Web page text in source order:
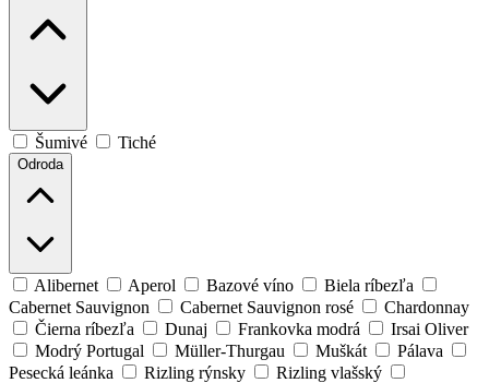
Šumivé Tiché
Odroda
Alibernet Aperol Bazové víno
Biela ríbezľa
Cabernet Sauvignon
Cabernet Sauvignon rosé
Chardonnay
Čierna ríbezľa
Dunaj Frankovka modrá
Irsai Oliver
Modrý Portugal
Müller-Thurgau Muškát
Pálava
Pesecká leánka
Rizling rýnsky
Rizling vlašský